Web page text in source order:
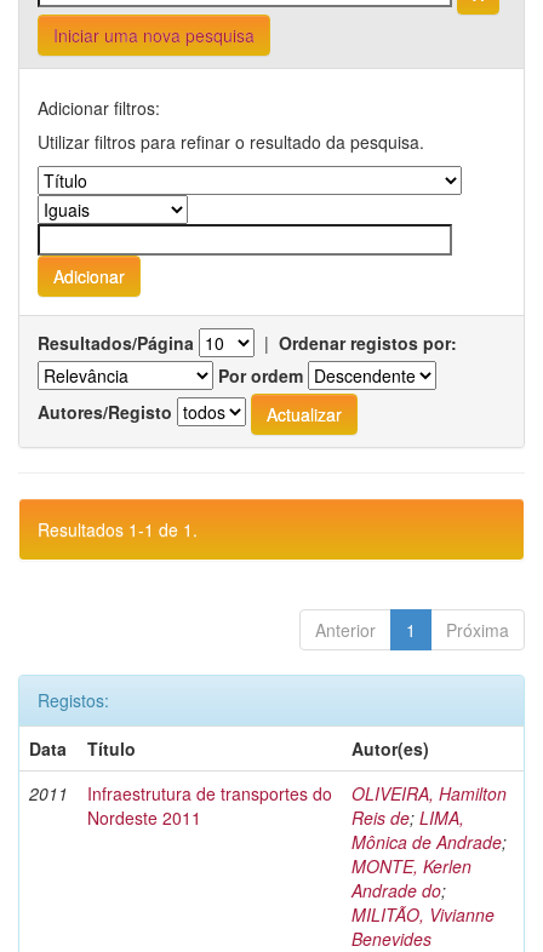
Iniciar uma nova pesquisa
Adicionar filtros:
Utilizar filtros para refinar o resultado da pesquisa.
Resultados/Página | Ordenar registos por:
Por ordem
Autores/Registo
Resultados 1-1 de 1.
Anterior 1 Próxima
Registos:
Data
Título
Autor(es)
2011
Infraestrutura de transportes do
Nordeste 2011
OLIVEIRA, Hamilton
Reis de; LIMA,
Mônica de Andrade;
MONTE, Kerlen
Andrade do;
MILITÃO, Vivianne
Benevides